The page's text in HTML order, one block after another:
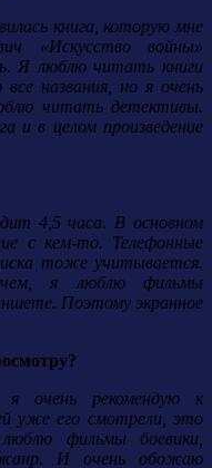
книга, которую мне
«Искусство войны»
Я люблю читать книги
названия, но я очень
читать детективы.
и в целом произведение
4,5 часа. В основном
с кем-то. Телефонные
тоже учитывается.
я люблю фильмы
Поэтому экранное
очень рекомендую к
уже его смотрели, это
фильмы боевики,
И очень обожаю